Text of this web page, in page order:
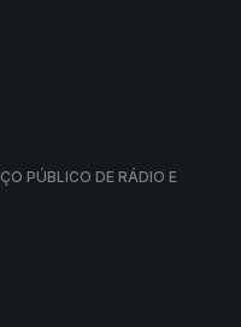
PÚBLICO DE RÁDIO E